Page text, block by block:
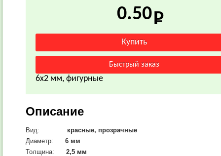
0.50
6х2 мм, фигурные
Описание
Вид:
красные, прозрачные
Диаметр: 6 мм
Толщина:
2,5 мм